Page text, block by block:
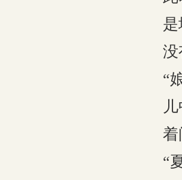
是
没
“
着
“